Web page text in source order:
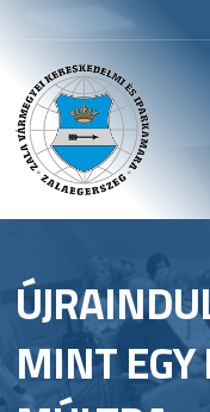
MINT EGY